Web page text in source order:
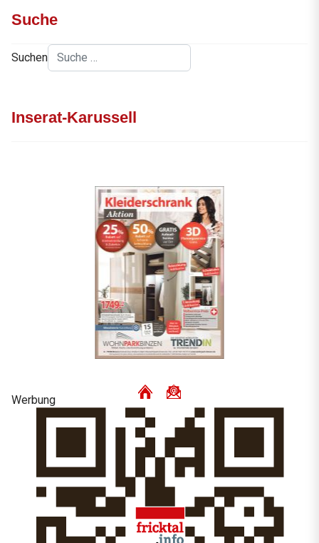
Suche
Suchen
Inserat-Karussell
Werbung